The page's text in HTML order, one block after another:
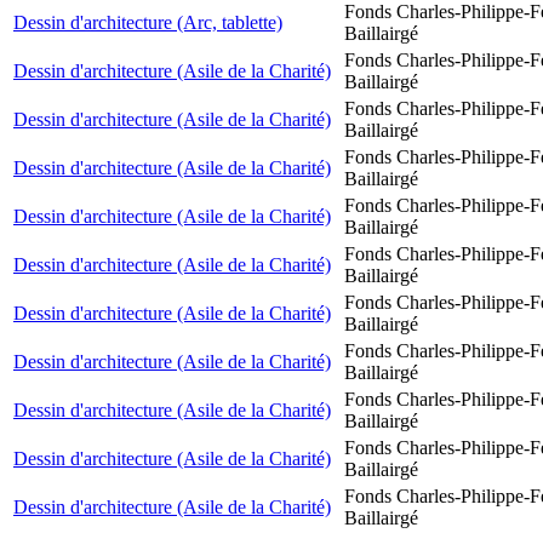
Dessin d'architecture (Arc, tablette)
Fonds Charles-Philippe-
Baillairgé
Dessin d'architecture (Asile de la Charité)
Fonds Charles-Philippe-
Baillairgé
Dessin d'architecture (Asile de la Charité)
Fonds Charles-Philippe-
Baillairgé
Dessin d'architecture (Asile de la Charité)
Fonds Charles-Philippe-
Baillairgé
Dessin d'architecture (Asile de la Charité)
Fonds Charles-Philippe-
Baillairgé
Dessin d'architecture (Asile de la Charité)
Fonds Charles-Philippe-
Baillairgé
Dessin d'architecture (Asile de la Charité)
Fonds Charles-Philippe-
Baillairgé
Dessin d'architecture (Asile de la Charité)
Fonds Charles-Philippe-
Baillairgé
Dessin d'architecture (Asile de la Charité)
Fonds Charles-Philippe-
Baillairgé
Dessin d'architecture (Asile de la Charité)
Fonds Charles-Philippe-
Baillairgé
Dessin d'architecture (Asile de la Charité)
Fonds Charles-Philippe-
Baillairgé